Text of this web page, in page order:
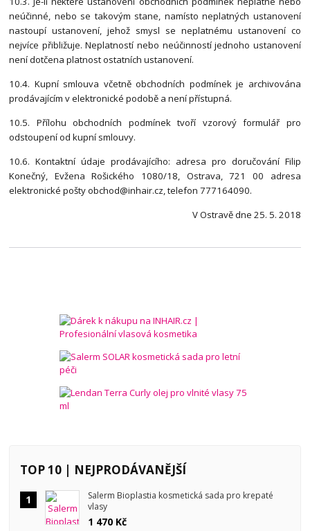
TOP 10 | NEJPRODÁVANĚJŠÍ
1
Salerm Bioplastia kosmetická sada pro krepaté
vlasy
1 470 Kč
neúčinné, nebo se takovým stane, namísto neplatných ustanovení
nastoupí ustanovení, jehož smysl se neplatnému ustanovení co
nejvíce přibližuje. Neplatností nebo neúčinností jednoho ustanovení
není dotčena platnost ostatních ustanovení.
10.4. Kupní smlouva včetně obchodních podmínek je archivována
prodávajícím v elektronické podobě a není přístupná.
10.5. Přílohu obchodních podmínek tvoří vzorový formulář pro
odstoupení od kupní smlouvy.
10.6. Kontaktní údaje prodávajícího: adresa pro doručování Filip
Konečný, Evžena Rošického 1080/18, Ostrava, 721 00 adresa
elektronické pošty obchod@inhair.cz, telefon 777164090.
V Ostravě dne 25. 5. 2018